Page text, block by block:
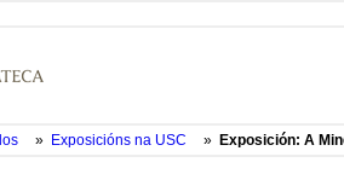
» Exposicións na USC » Exposición: A